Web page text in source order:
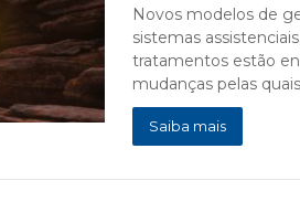
Novos modelos de
sistemas
tratamentos estão
mudanças pelas
Saiba mais